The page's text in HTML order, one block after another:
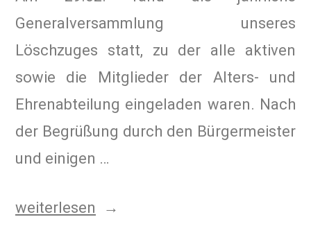
Generalversammlung unseres
Löschzuges statt, zu der alle aktiven
sowie die Mitglieder der Alters- und
Ehrenabteilung eingeladen waren. Nach
der Begrüßung durch den Bürgermeister
und einigen …
weiterlesen